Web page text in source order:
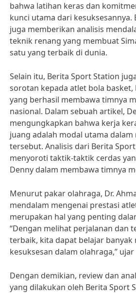
bahwa latihan keras dan
kunci utama dari kesuksesannya.
juga memberikan analisis
teknik renang yang membuat
satu yang terbaik di dunia.
Selain itu, Berita Sport Station
sorotan kepada atlet bola basket,
yang berhasil membawa timnya
nasional. Dalam sebuah artikel,
mengungkapkan bahwa kerja
juang adalah modal utama dalam
tersebut. Analisis dari Berita
menyoroti taktik-taktik cerdas
Denny dalam membawa timnya
Menurut pakar olahraga, Dr.
mendalam mengenai prestasi
merupakan hal yang penting
“Dengan melihat perjalanan dan
terbaik, kita dapat belajar banyak
kesuksesan dalam olahraga,” ujar
Dengan demikian, review dan
yang dilakukan oleh Berita Sport